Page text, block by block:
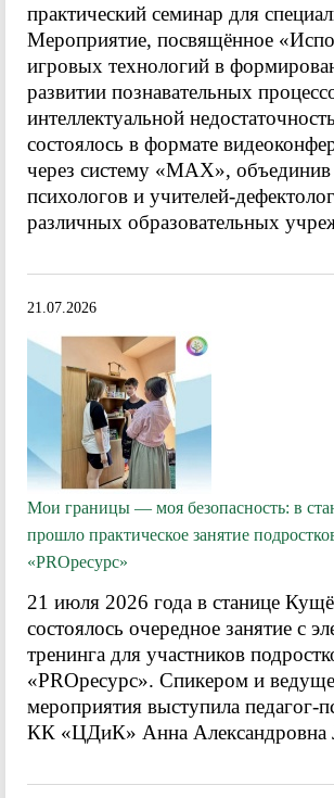
практический семинар для
Мероприятие, посвящённое
игровых технологий в
развитии познавательных
интеллектуальной
состоялось в формате
через систему «МАХ», объединив
психологов и учителей-
различных образовательных
21.07.2026
Мои границы — моя безопасность: в
прошло практическое занятие
«PROресурс»
21 июля 2026 года в станице
состоялось очередное занятие с
тренинга для участников
«PROресурс». Спикером и
мероприятия выступила педагог-
КК «ЦДиК» Анна Александровна